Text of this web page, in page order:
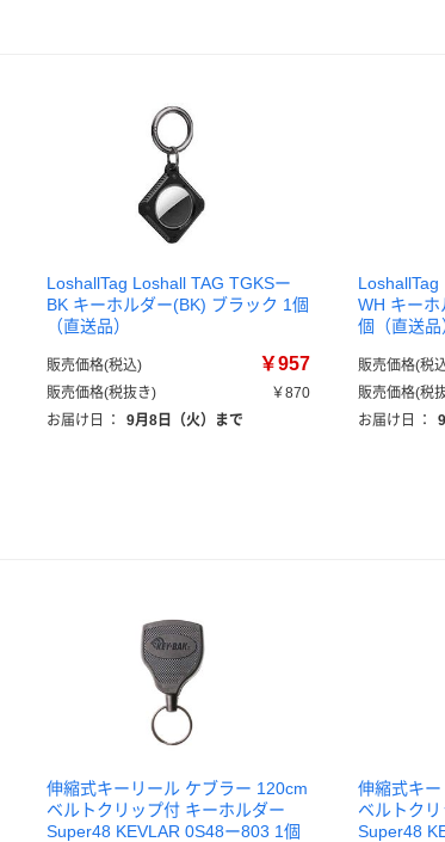
LoshallTag Loshall TAG TGKSー
BK キーホルダー(BK) ブラック 1個
（直送品）
販売価格(税込) ￥957
販売価格(税抜き)
￥870
お届け日
： 9月8日（火）まで
LoshallTag
WH キー
個（直送品
販売価格(税
販売価格(税
お届け日
：
伸縮式キーリール ケブラー 120cm
ベルトクリップ付 キーホルダー
Super48 KEVLAR 0S48ー803 1個
伸縮式キ
ベルトク
Super48